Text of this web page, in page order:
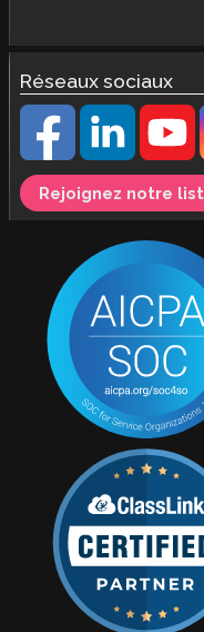
Réseaux sociaux
Rejoignez notre